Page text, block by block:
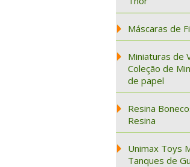
Máscaras de
Miniaturas de
Coleção de
de papel
Resina
Resina
Unimax Toys
Tanques de